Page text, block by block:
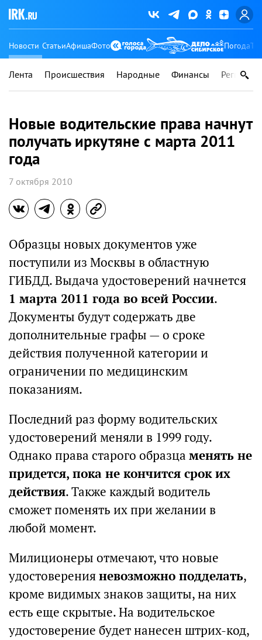
Новости СтатьиАфишаФото Погода
Лента Происшествия Народные Финансы Регионы
Новые водительские права начнут
получать иркутяне с марта 2011
года
7 октября 2010
Образцы новых документов уже
поступили из Москвы в областную
ГИБДД. Выдача удостоверений начнется
1 марта 2011 года во всей России.
Документы будут содержать две
дополнительные графы — о сроке
действия полученной категории и
ограничении по медицинским
показаниям.
Последний раз форму водительских
удостоверений меняли в 1999 году.
Однако права старого образца менять не
придется, пока не кончится срок их
действия. Также каждый водитель
сможет поменять их при желании в
любой момент.
Милиционеры отмечают, что новые
удостоверенияневозможно подделать,
кроме видимых знаков защиты, на них
есть еще скрытые. На водительское
удостоверение будет нанесен штрих-код,